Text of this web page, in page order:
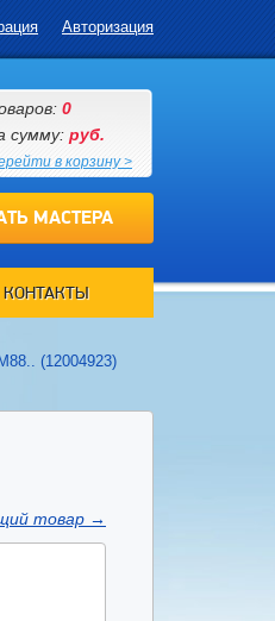
Авторизация
0
сумму: руб.
в корзину >
МАСТЕРА
КОНТАКТЫ
(12004923)
товар →